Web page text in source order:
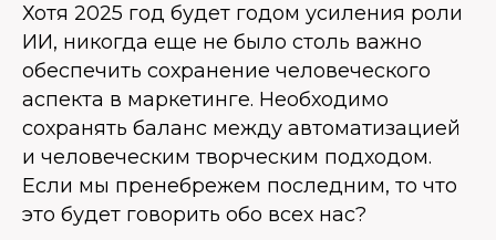
Хотя 2025 год будет годом усиления роли
ИИ, никогда еще не было столь важно
обеспечить сохранение человеческого
аспекта в маркетинге. Необходимо
сохранять баланс между автоматизацией
и человеческим творческим подходом.
Если мы пренебрежем последним, то что
это будет говорить обо всех нас?